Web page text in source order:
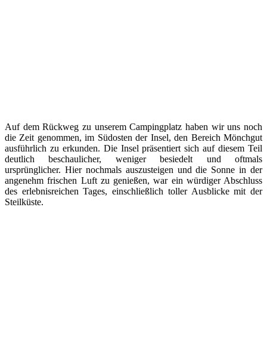
Auf dem Rückweg zu unserem Campingplatz haben wir uns noch
die Zeit genommen, im Südosten der Insel, den Bereich Mönchgut
ausführlich zu erkunden. Die Insel präsentiert sich auf diesem Teil
deutlich beschaulicher, weniger besiedelt und oftmals
ursprünglicher. Hier nochmals auszusteigen und die Sonne in der
angenehm frischen Luft zu genießen, war ein würdiger Abschluss
des erlebnisreichen Tages, einschließlich toller Ausblicke mit der
Steilküste.